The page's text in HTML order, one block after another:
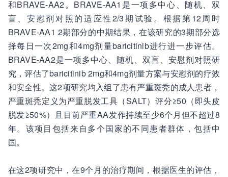
和BRAVE-AA2。BRAVE-AA1是一项多中心、随机、双
盲、安慰剂对照的适应性2/3期试验。根据第12周时
BRAVE-AA1 2期部分的中期结果，在该研究的3期部分选
择每日一次2mg和4mg剂量baricitinib进行进一步评估。
BRAVE-AA2是一项多中心、随机、双盲、安慰剂对照研
究，评估了baricitinib 2mg和4mg剂量方案与安慰剂的疗效
和安全性。这2项研究均入组了患有严重斑秃的成人患者，
严重斑秃定义为严重脱发工具（SALT）评分≥50（即头皮
脱发≥50%）且目前严重AA发作持续至少6个月但不超过8
年。该项目包括来自多个国家的不同患者群体，包括中
国。
在这2项研究中，在9个月的治疗期间，根据医生的评估，